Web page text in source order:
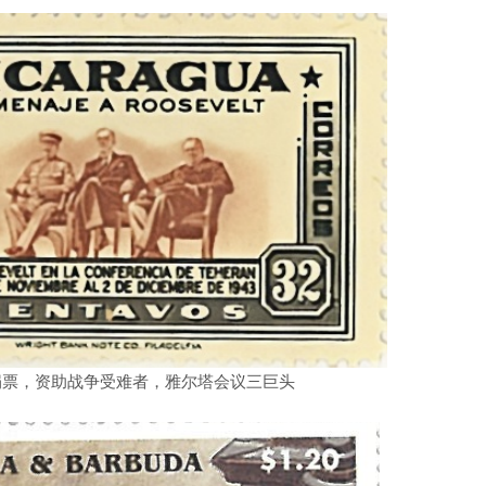
，资助战争受难者，雅尔塔会议三巨头